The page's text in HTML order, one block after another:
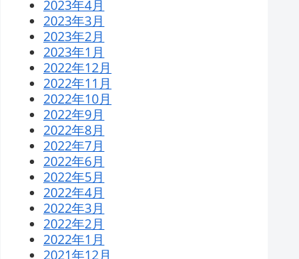
2023年4月
2023年3月
2023年2月
2023年1月
2022年12月
2022年11月
2022年10月
2022年9月
2022年8月
2022年7月
2022年6月
2022年5月
2022年4月
2022年3月
2022年2月
2022年1月
2021年12月